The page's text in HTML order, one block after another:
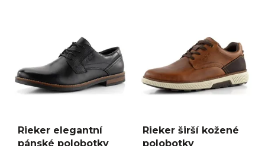
Rieker elegantní
pánské polobotky
Rieker širší kožené
polobotky